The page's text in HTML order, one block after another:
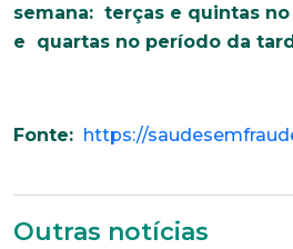
semana: terças e quintas
e quartas no período da
Fonte: https://
Outras notícias